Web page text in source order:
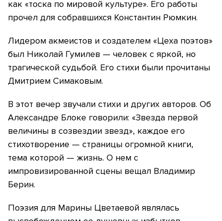
как «тоска по мировой культуре». Его работы
прочел для собравшихся Константин Рюмкин.
Лидером акмеистов и создателем «Цеха поэтов»
был Николай Гумилев — человек с яркой, но
трагической судьбой. Его стихи были прочитаны
Дмитрием Симаковым.
В этот вечер звучали стихи и других авторов. Об
Александре Блоке говорили: «Звезда первой
величины в созвездии звезд», каждое его
стихотворение — страницы огромной книги,
тема которой — жизнь. О нем с
импровизированной сцены вещал Владимир
Берин.
Поэзия для Марины Цветаевой являлась